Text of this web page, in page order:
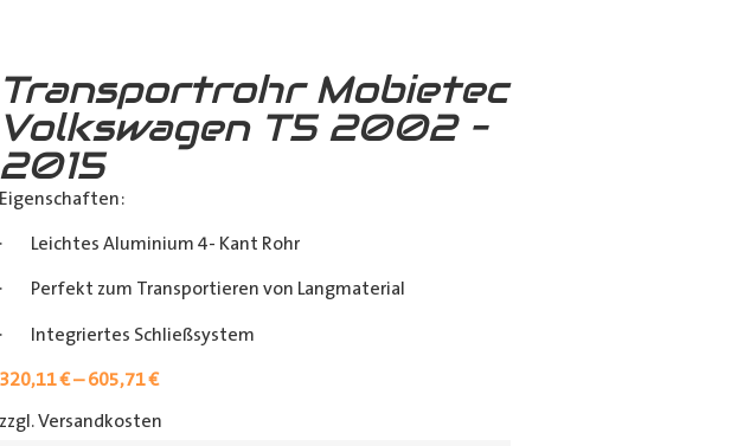
Transportrohr Mobietec
Volkswagen T5 2002 –
2015
Eigenschaften:
· Leichtes Aluminium 4- Kant Rohr
· Perfekt zum Transportieren von Langmaterial
· Integriertes Schließsystem
320,11€–605,71€
zzgl. Versandkosten